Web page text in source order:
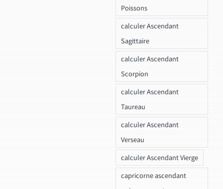
Poissons
calculer Ascendant
Sagittaire
calculer Ascendant
Scorpion
calculer Ascendant
Taureau
calculer Ascendant
Verseau
calculer Ascendant Vierge
capricorne ascendant